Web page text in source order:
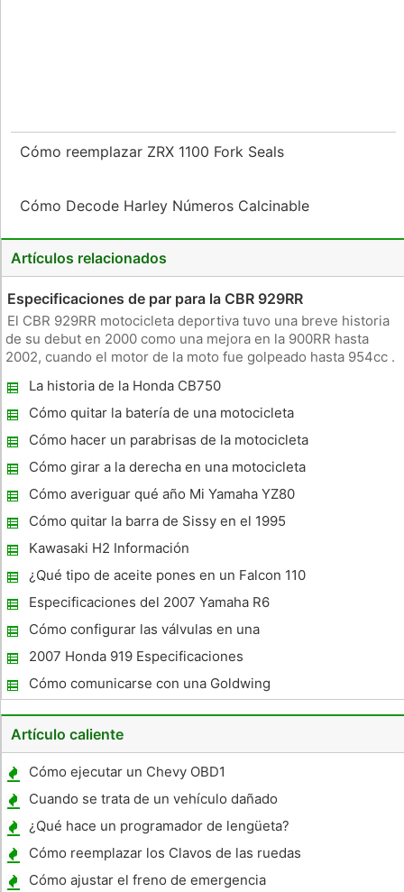
Cómo reemplazar ZRX 1100 Fork Seals
Cómo Decode Harley Números Calcinable
Artículos relacionados
Especificaciones de par para la CBR 929RR
El CBR 929RR motocicleta deportiva tuvo una breve historia
de su debut en 2000 como una mejora en la 900RR hasta
2002, cuando el motor de la moto fue golpeado hasta 954cc .
años de vida , . Motor 929RR tenía una cilindrada de 929 cc
con cua
La historia de la Honda CB750
Cómo quitar la batería de una motocicleta
Yamaha VMax poderosa moto VMax
Cómo hacer un parabrisas de la motocicleta
Cómo girar a la derecha en una motocicleta
Cómo averiguar qué año Mi Yamaha YZ80
es
Cómo quitar la barra de Sissy en el 1995
Honda Magna
Kawasaki H2 Información
¿Qué tipo de aceite pones en un Falcon 110
Kazuma ATV?
Especificaciones del 2007 Yamaha R6
Cómo configurar las válvulas en una
Kawasaki Bayou 300 Bayou 300 ATV
2007 Honda 919 Especificaciones
Cómo comunicarse con una Goldwing
Intercom
Artículo caliente
Cómo ejecutar un Chevy OBD1
Cuando se trata de un vehículo dañado
Considerado Totaled ?
¿Qué hace un programador de lengüeta?
Cómo reemplazar los Clavos de las ruedas
traseras en un Jeep
Cómo ajustar el freno de emergencia